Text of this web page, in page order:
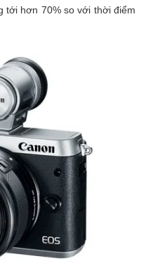
tới hơn 70% so với thời điểm